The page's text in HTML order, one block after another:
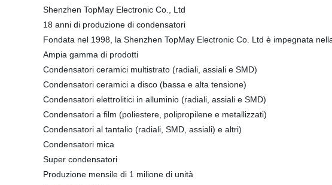
Shenzhen TopMay Electronic Co., Ltd
18 anni di produzione di condensatori
Fondata nel 1998, la Shenzhen TopMay Electronic Co. Ltd è impegnata
Ampia gamma di prodotti
Condensatori ceramici multistrato (radiali, assiali e SMD)
Condensatori ceramici a disco (bassa e alta tensione)
Condensatori elettrolitici in alluminio (radiali, assiali e SMD)
Condensatori a film (poliestere, polipropilene e metallizzati)
Condensatori al tantalio (radiali, SMD, assiali) e altri)
Condensatori mica
Super condensatori
Produzione mensile di 1 milione di unità